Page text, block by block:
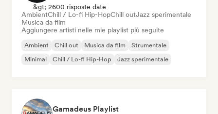
&gt; 2600 risposte date
AmbientChill / Lo-fi Hip-HopChill outJazz sperimentale
Musica da film
Aggiungere artisti nelle mie playlist più seguite
Ambient Chill out Musica da film
Strumentale
Minimal
Chill / Lo-fi Hip-Hop Jazz sperimentale
Gamadeus Playlist